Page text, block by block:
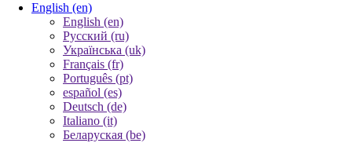
English (en)
English (en)
Русский (ru)
Українська (uk)
Français (fr)
Português (pt)
español (es)
Deutsch (de)
Italiano (it)
Беларуская (be)